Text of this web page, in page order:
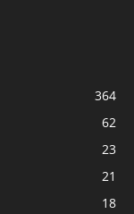
364
62
23
21
18